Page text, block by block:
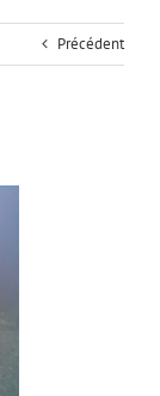
Précédent